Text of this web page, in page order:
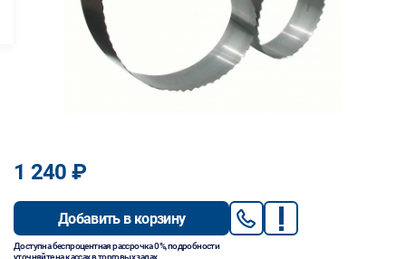
1 240 ₽
Добавить в корзину
Доступна беспроцентная рассрочка 0%, подробности
уточняйте на кассах в торговых залах.